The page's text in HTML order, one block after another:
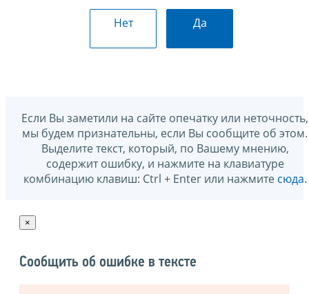
Нет Да
Если Вы заметили на сайте опечатку или неточность,
мы будем признательны, если Вы сообщите об этом.
Выделите текст, который, по Вашему мнению,
содержит ошибку, и нажмите на клавиатуре
комбинацию клавиш: Ctrl + Enter или нажмите сюда.
×
Сообщить об ошибке в тексте